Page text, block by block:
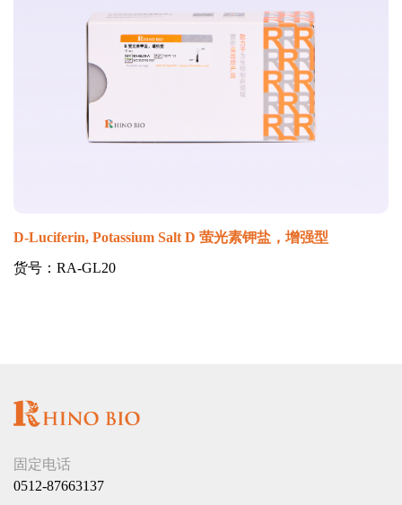
D-Luciferin, Potassium Salt D 萤光素钾盐，增强型
货号：RA-GL20
固定电话
0512-87663137